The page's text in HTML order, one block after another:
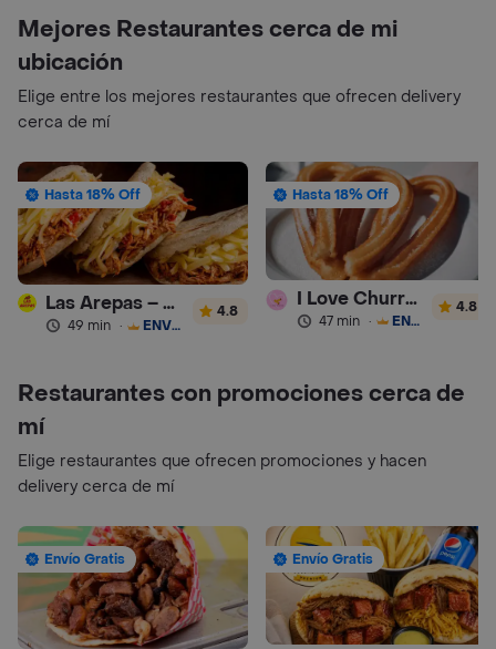
Mejores Restaurantes cerca de mi
ubicación
Elige entre los mejores restaurantes que ofrecen delivery
cerca de mí
Hasta 18% Off
Las Arepas – Arepas Rellenas
49 min · ENVÍO GRATIS
4.8
Hasta 18% Off
I Love Churros 95
47 min · ENVÍO GRATIS
4.8
Restaurantes con promociones cerca de
mí
Elige restaurantes que ofrecen promociones y hacen
delivery cerca de mí
Envío Gratis Envío Gratis